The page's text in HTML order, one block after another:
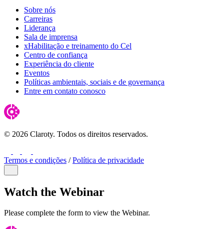
Sobre nós
Carreiras
Liderança
Sala de imprensa
xHabilitação e treinamento do Cel
Centro de confiança
Experiência do cliente
Eventos
Políticas ambientais, sociais e de governança
Entre em contato conosco
© 2026 Claroty. Todos os direitos reservados.
Termos e condições / Política de privacidade
Close Modal
Watch the Webinar
Please complete the form to view the Webinar.